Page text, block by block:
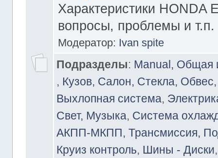
Характеристики HONDA
вопросы, проблемы и т.п.
Модератор: Ivan spite
Подразделы: Manual,
, Кузов, Салон, Стекла,
Выхлопная система,
Свет, Музыка, Система
АКПП-МКПП, Трансмиссия,
Круиз контроль, Шины - Диски